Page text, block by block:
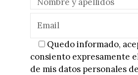
Quedo informado,
consiento expresamente
de mis datos personales